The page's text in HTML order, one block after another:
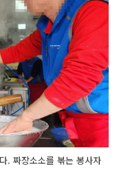
. 짜장소소를 볶는 봉사자